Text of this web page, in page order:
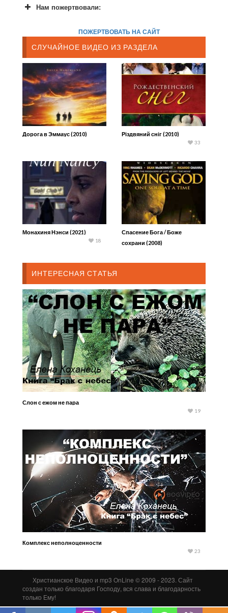
Нам пожертвовали:
ПОЖЕРТВОВАТЬ НА САЙТ
СЛУЧАЙНОЕ ВИДЕО ИЗ РАЗДЕЛА
Дорога в Эммаус (2010) Різдвяний сніг (2010)
33
Монахиня Нэнси (2021)
18
Спасение Бога / Боже
сохрани (2008)
ИНТЕРЕСНАЯ СТАТЬЯ
Слон с ежом не пара
19
Комплекс неполноценности
23
Христианское Видео и mp3 OnLine © 2009 - 2023. Сайт
создан только благодаря Господу, вся слава и благодарность
только Ему!